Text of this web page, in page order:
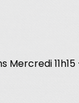
Mercredi